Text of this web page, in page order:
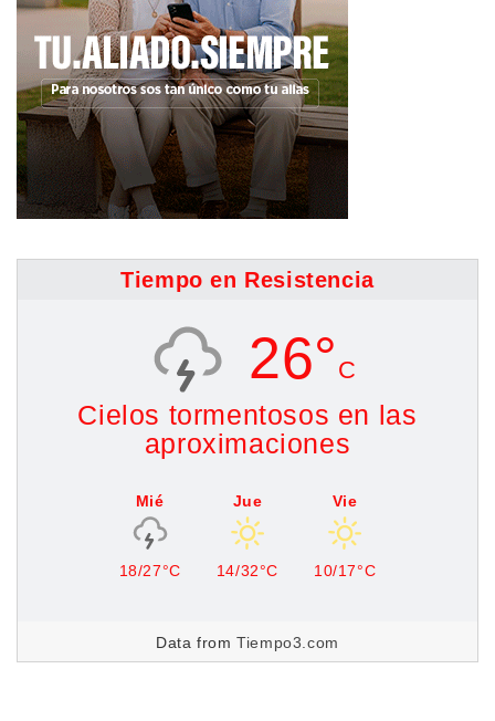
Tiempo en Resistencia
26° C
Cielos tormentosos en las
aproximaciones
Mié
18/27°C
Jue
14/32°C
Vie
10/17°C
Data fromTiempo3.com